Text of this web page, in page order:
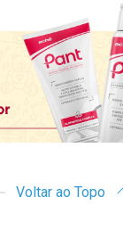
Destaque
Voltar ao Topo